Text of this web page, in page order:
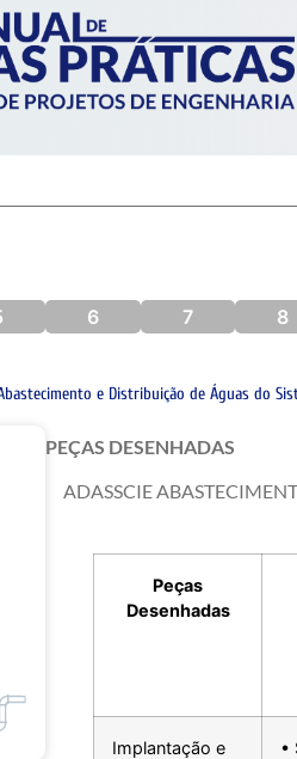
6 7 8
e Distribuição de Águas do
PEÇAS DESENHADAS
ADASSCIE
Peças
Desenhadas
Implantação e
•